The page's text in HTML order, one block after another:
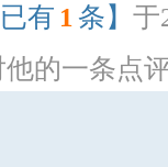
已有 1 条】 于
他的一条点